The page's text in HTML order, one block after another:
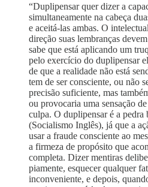
“Duplipensar quer dizer a
simultaneamente na cabeça
e aceitá-las ambas. O
direção suas lembranças
sabe que está aplicando um
pelo exercício do duplipensar
de que a realidade não está
tem de ser consciente, ou não
precisão suficiente, mas
ou provocaria uma sensação
culpa. O duplipensar é a pedra
(Socialismo Inglês), já que a
usar a fraude consciente ao
a firmeza de propósito que
completa. Dizer mentiras
piamente, esquecer qualquer
inconveniente, e depois,